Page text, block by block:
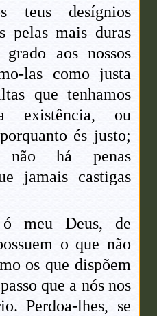
teus desígnios
pelas mais duras
grado aos nossos
las como justa
que tenhamos
existência, ou
és justo;
não há penas
jamais castigas
ó meu Deus, de
o que não
os que dispõem
que a nós nos
Perdoa-lhes, se